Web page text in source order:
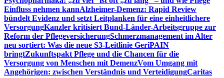
Einfluss nehmen kannAlzheimer-Demenz: Rapid Review
bündelt Evidenz und setzt Leitplanken für eine einheitlichere
VersorgungKanzler kritisiert Bund-Länder-Arbeitsgruppe zur
Reform der PflegeversicherungSchmerzmanagement im Alter
neu sortiert: Was die neue S3-Leitlinie GeriPAIN
bringtZukunftspakt Pflege und die Chancen für die
Versorgung von Menschen mit DemenzVom Umgang mit
Angehörigen: zwischen Verständnis und VerteidigungCaritas